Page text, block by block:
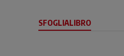
SFOGLIALIBRO